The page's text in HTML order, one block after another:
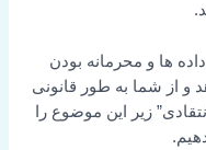
ها و محرمانه بودن
و از شما به طور قانونی
زیر این موضوع را